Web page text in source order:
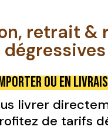
retrait &
dégressives
ou en
livrer
de tarifs